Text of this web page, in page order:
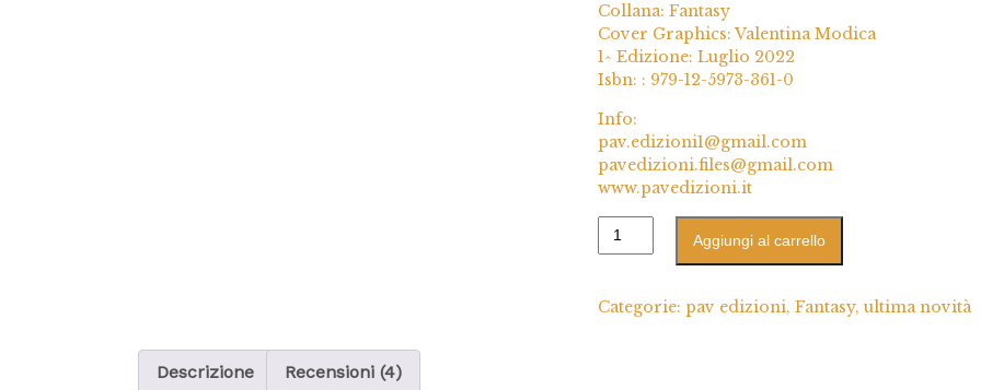
Collana: Fantasy
Cover Graphics: Valentina Modica
1^ Edizione: Luglio 2022
Isbn: : 979-12-5973-361-0
Info:
pav.edizioni1@gmail.com
pavedizioni.files@gmail.com
www.pavedizioni.it
Aggiungi al carrello
Categorie: pav edizioni, Fantasy, ultima novità
Descrizione Recensioni (4)